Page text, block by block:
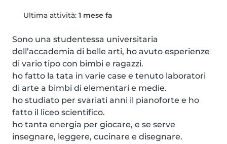
Ultima attività: 1 mese fa
Sono una studentessa universitaria
dell’accademia di belle arti, ho avuto esperienze
di vario tipo con bimbi e ragazzi.
ho fatto la tata in varie case e tenuto laboratori
di arte a bimbi di elementari e medie.
ho studiato per svariati anni il pianoforte e ho
fatto il liceo scientifico.
ho tanta energia per giocare, e se serve
insegnare, leggere, cucinare e disegnare.